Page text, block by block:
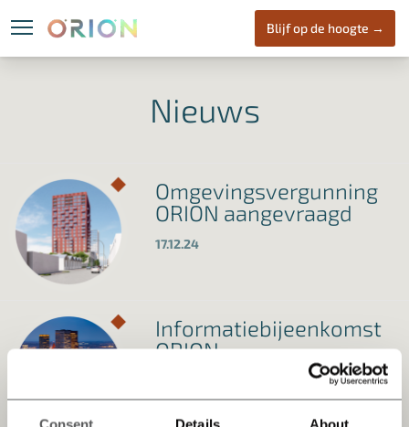
Blijf op de hoogte →
Nieuws
Omgevingsvergunning
ORION aangevraagd
17.12.24
Informatiebijeenkomst
ORION
ORION